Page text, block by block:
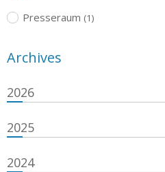
Presseraum (1)
Archives
2026
2025
2024